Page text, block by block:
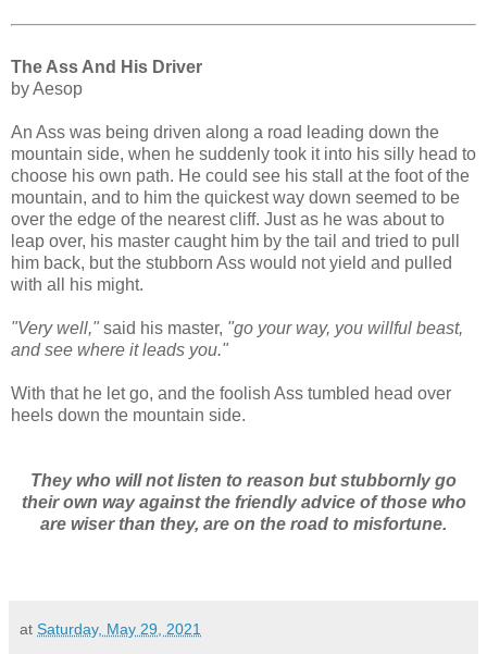
The Ass And His Driver
by Aesop
An Ass was being driven along a road leading down the
mountain side, when he suddenly took it into his silly head to
choose his own path. He could see his stall at the foot of the
mountain, and to him the quickest way down seemed to be
over the edge of the nearest cliff. Just as he was about to
leap over, his master caught him by the tail and tried to pull
him back, but the stubborn Ass would not yield and pulled
with all his might.
"Very well," said his master, "go your way, you willful beast,
and see where it leads you."
With that he let go, and the foolish Ass tumbled head over
heels down the mountain side.
They who will not listen to reason but stubbornly go
their own way against the friendly advice of those who
are wiser than they, are on the road to misfortune.
at Saturday, May 29, 2021